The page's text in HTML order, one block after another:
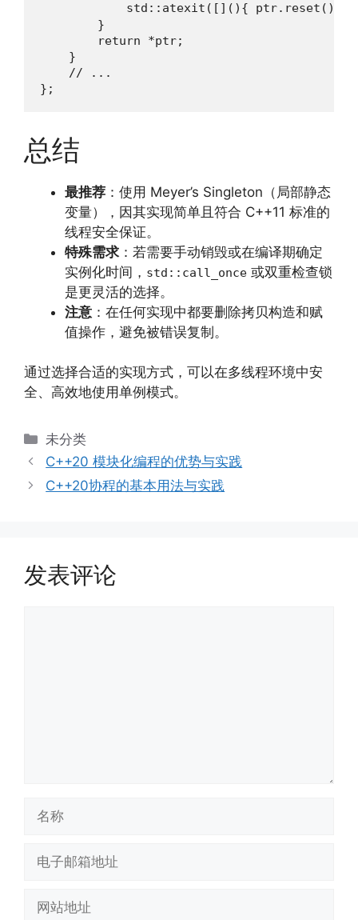
std::atexit([](){ ptr.reset();
        }
        return *ptr;
    }
    // ...
};
总结
最推荐 ：使用 Meyer’s Singleton（局部静态
变量），因其实现简单且符合 C++11 标准的
线程安全保证。
特殊需求 ：若需要手动销毁或在编译期确定
实例化时间， std::call_once 或双重检查锁
是更灵活的选择。
注意 ：在任何实现中都要删除拷贝构造和赋
值操作，避免被错误复制。
通过选择合适的实现方式，可以在多线程环境中安
全、高效地使用单例模式。
分
类
未分类
C++20 模块化编程的优势与实践
C++20协程的基本用法与实践
发表评论